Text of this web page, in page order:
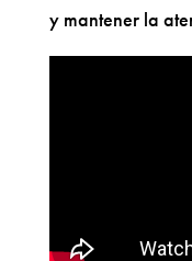
y mantener la